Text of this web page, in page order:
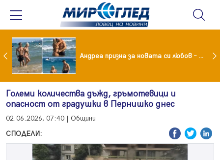
Драма вместо щастие: Звезда от "Татковци" е в болница с високорискова бременност Андреа призна за новата си любов – руснакът Игор
Големи количества дъжд, гръмотевици и
опасност от градушки в Пернишко днес
02.06.2026, 07:40 | Общини
СПОДЕЛИ: